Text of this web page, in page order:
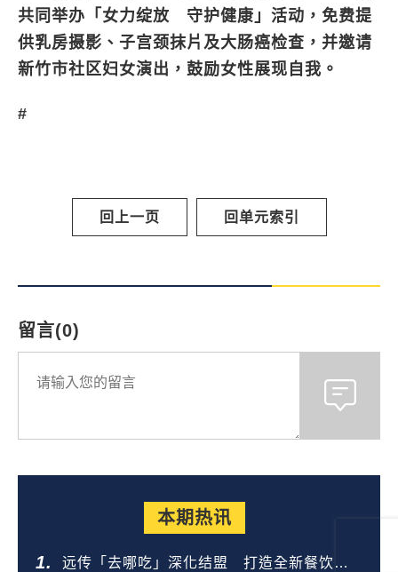
共同举办「女力绽放 守护健康」活动，免费提
供乳房摄影、子宫颈抹片及大肠癌检查，并邀请
新竹市社区妇女演出，鼓励女性展现自我。
#
回上一页 回单元索引
留言(0)
本期热讯
远传「去哪吃」深化结盟 打造全新餐饮生